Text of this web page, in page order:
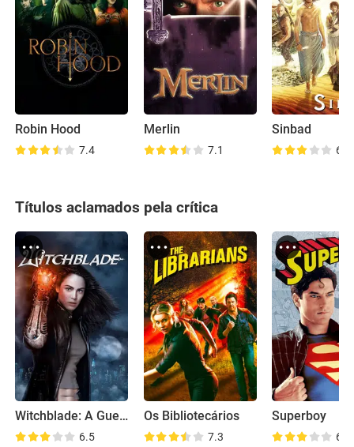
Robin Hood
7.4
Merlin
7.1
Sinbad
6.3
Títulos aclamados pela crítica
Witchblade: A Guerreira Imortal
6.5
Os Bibliotecários
7.3
Superboy
6.0